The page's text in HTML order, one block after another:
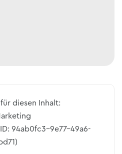
diesen Inhalt:
94ab0fc3-9e77-49a6-